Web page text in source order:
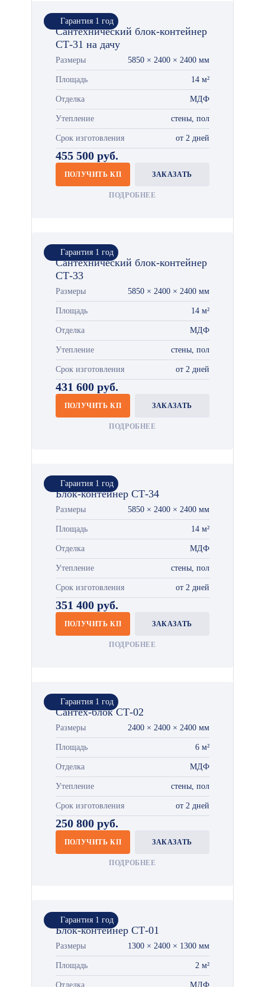
Гарантия 1 год
Сантехнический блок-контейнер
СТ-31 на дачу
Размеры 5850 × 2400 × 2400 мм
Площадь 14 м²
Отделка МДФ
Утепление стены, пол
Срок изготовления от 2 дней
455 500 руб.
ПОЛУЧИТЬ КП ЗАКАЗАТЬ
ПОДРОБНЕЕ
Гарантия 1 год
Сантехнический блок-контейнер
СТ-33
Размеры 5850 × 2400 × 2400 мм
Площадь 14 м²
Отделка МДФ
Утепление стены, пол
Срок изготовления от 2 дней
431 600 руб.
ПОЛУЧИТЬ КП ЗАКАЗАТЬ
ПОДРОБНЕЕ
Гарантия 1 год
Блок-контейнер СТ-34
Размеры 5850 × 2400 × 2400 мм
Площадь 14 м²
Отделка МДФ
Утепление стены, пол
Срок изготовления от 2 дней
351 400 руб.
ПОЛУЧИТЬ КП ЗАКАЗАТЬ
ПОДРОБНЕЕ
Гарантия 1 год
Сантех-блок СТ-02
Размеры 2400 × 2400 × 2400 мм
Площадь 6 м²
Отделка МДФ
Утепление стены, пол
Срок изготовления от 2 дней
250 800 руб.
ПОЛУЧИТЬ КП ЗАКАЗАТЬ
ПОДРОБНЕЕ
Гарантия 1 год
Блок-контейнер СТ-01
Размеры 1300 × 2400 × 1300 мм
Площадь 2 м²
Отделка МДФ